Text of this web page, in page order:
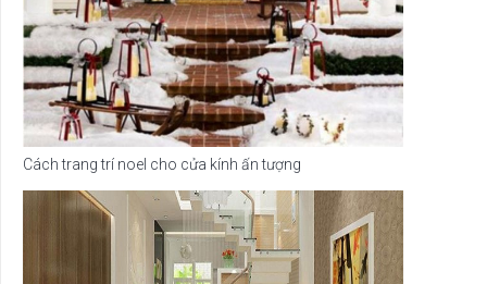
Cách trang trí noel cho cửa kính ấn tượng